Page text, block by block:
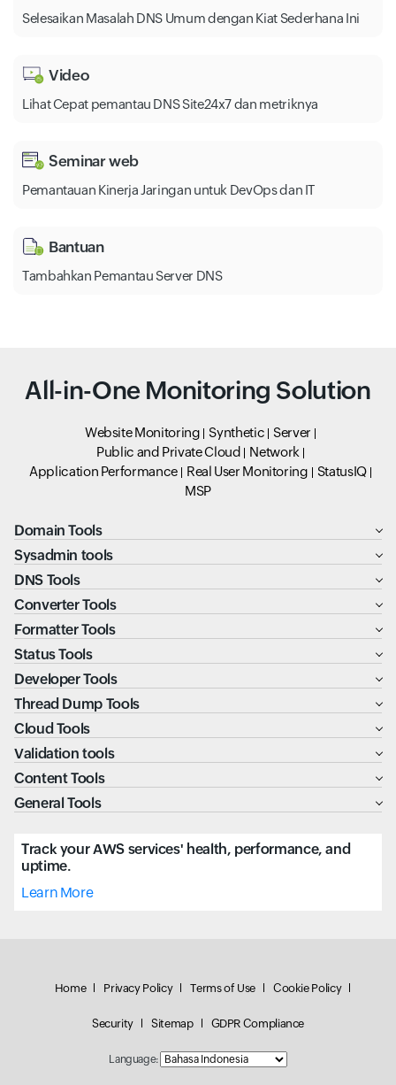
Selesaikan Masalah DNS Umum dengan Kiat Sederhana Ini
Video
Lihat Cepat pemantau DNS Site24x7 dan metriknya
Seminar web
Pemantauan Kinerja Jaringan untuk DevOps dan IT
Bantuan
Tambahkan Pemantau Server DNS
All-in-One Monitoring Solution
Website Monitoring Synthetic
Server
Public and Private Cloud
Network
Application Performance
Real User Monitoring
StatusIQ
MSP
Domain Tools
Sysadmin tools
DNS Tools
Converter Tools
Formatter Tools
Status Tools
Developer Tools
Thread Dump Tools
Cloud Tools
Validation tools
Content Tools
General Tools
Track your AWS services' health, performance, and
uptime.
Learn More
Home Privacy Policy Terms of Use Cookie Policy
Security Sitemap GDPR Compliance
Language: